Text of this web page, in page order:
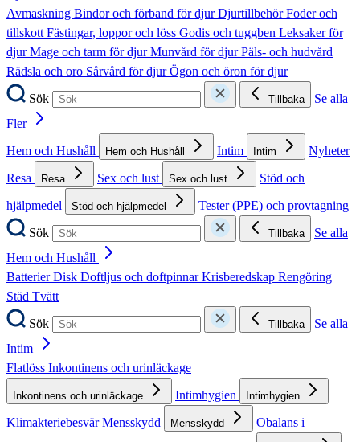
Avmaskning Bindor och förband för djurDjurtillbehörFoder och
tillskottFästingar, loppor och löss Godis och tuggben Leksaker för
djurMage och tarm för djurMunvård för djurPäls- och hudvård
Rädsla och oro Sårvård för djurÖgon och öron för djur
Sök
Tillbaka
Se alla
Fler
Hem och Hushåll
Hem och Hushåll Intim Intim
Nyheter
Resa
Resa Sex och lust Sex och lust
Stöd och
hjälpmedel
Stöd och hjälpmedel
Tester (PPE) och provtagning
Sök
Tillbaka
Se alla
Hem och Hushåll
BatterierDisk Doftljus och doftpinnarKrisberedskap Rengöring
Städ Tvätt
Sök
Tillbaka
Se alla
Intim
Flatlöss Inkontinens och urinläckage
Inkontinens och urinläckage Intimhygien Intimhygien
KlimakteriebesvärMensskydd Mensskydd
Obalans i